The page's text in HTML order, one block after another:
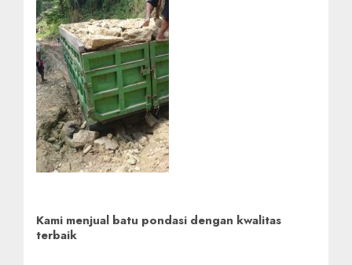
Kami menjual batu pondasi dengan kwalitas
terbaik